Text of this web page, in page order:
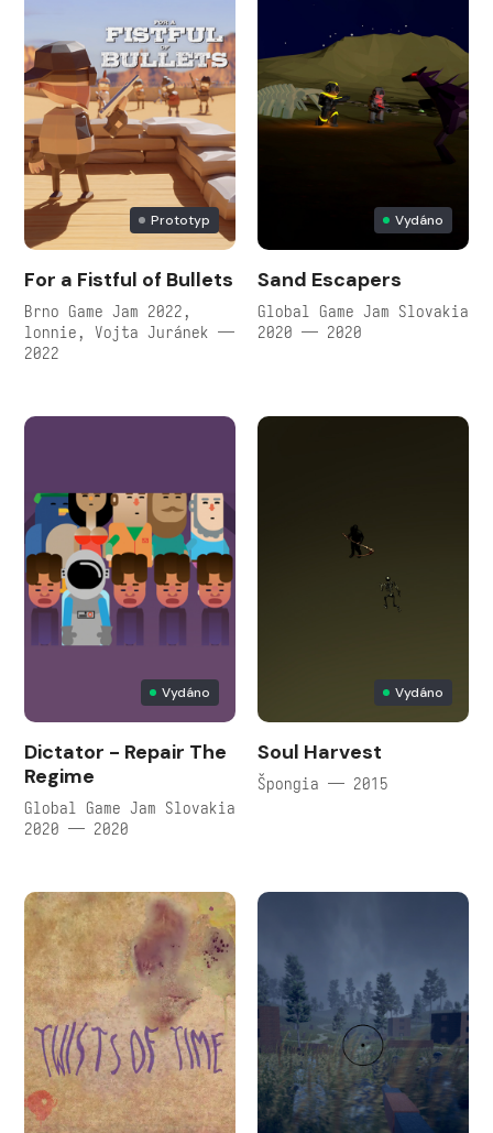
Prototyp
For a Fistful of Bullets
Brno Game Jam 2022,
lonnie, Vojta Juránek —
2022
Vydáno
Sand Escapers
Global Game Jam Slovakia
2020 — 2020
Vydáno
Dictator - Repair The
Regime
Global Game Jam Slovakia
2020 — 2020
Vydáno
Soul Harvest
Špongia — 2015